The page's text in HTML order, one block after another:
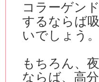
コラーゲン
するならば
いでしょう
もちろん、
ならば、高